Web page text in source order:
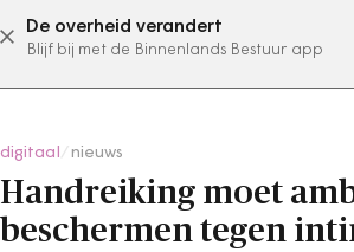
De overheid verandert
Blijf bij met de Binnenlands Bestuur app
abonneer nu
digitaal nieuws
Handreiking moet
beschermen tegen